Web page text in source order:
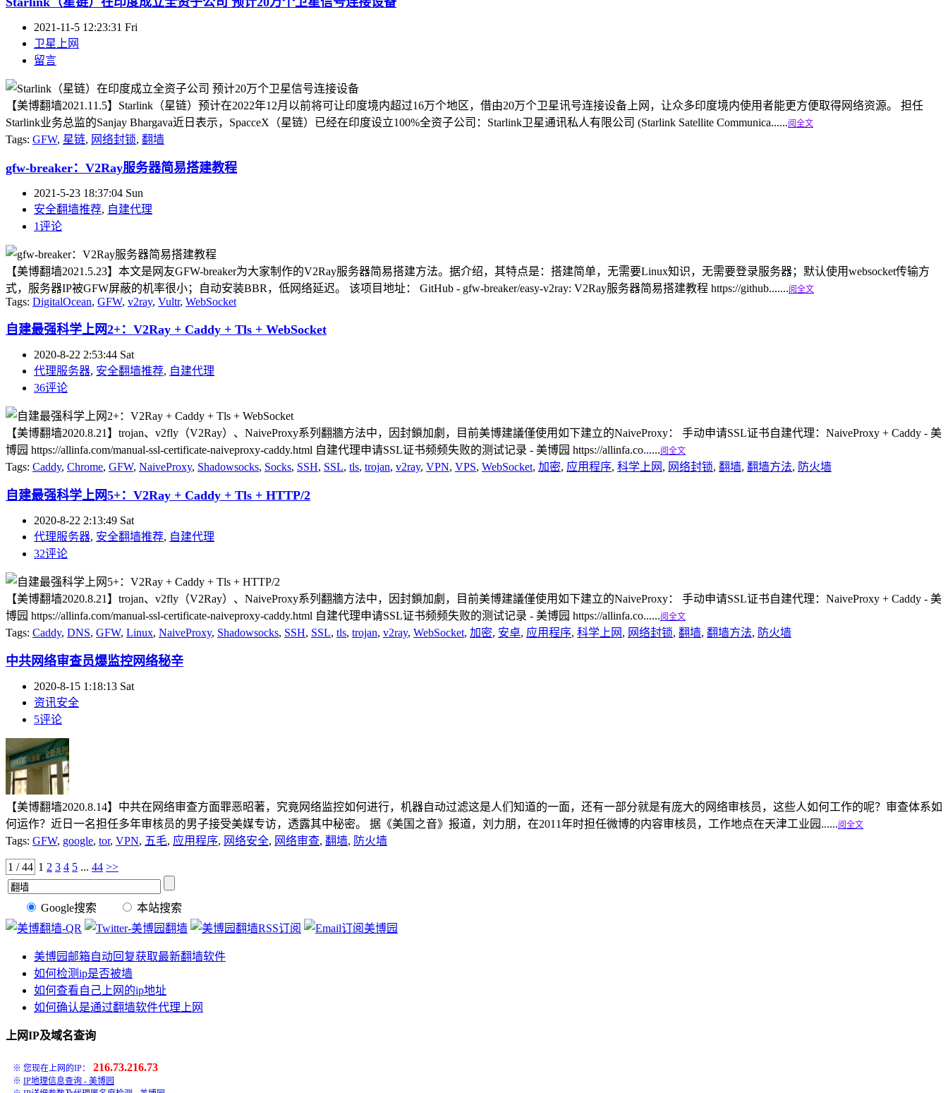
2021-11-5 12:23:31 Fri
卫星上网
留言
【美博翻墙2021.11.5】Starlink（星链）预计在2022年12月以前将可让印度境内超过16万个地区，借由20万个卫星讯号连接设备上网，让众多印度境内使用者能更方便取得网络资源。 担任
Starlink业务总监的Sanjay Bhargava近日表示，SpacceX（星链）已经在印度设立100%全资子公司：Starlink卫星通讯私人有限公司 (Starlink Satellite Communica......阅全文
Tags: GFW, 星链, 网络封锁, 翻墙
gfw-breaker：V2Ray服务器简易搭建教程
2021-5-23 18:37:04 Sun
安全翻墙推荐, 自建代理
1评论
【美博翻墙2021.5.23】本文是网友GFW-breaker为大家制作的V2Ray服务器简易搭建方法。据介绍，其特点是：搭建简单，无需要Linux知识，无需要登录服务器；默认使用websocket传输方
式，服务器IP被GFW屏蔽的机率很小；自动安装BBR，低网络延迟。 该项目地址： GitHub - gfw-breaker/easy-v2ray: V2Ray服务器简易搭建教程 https://github.......阅全文
Tags: DigitalOcean, GFW, v2ray, Vultr, WebSocket
自建最强科学上网2+：V2Ray + Caddy + Tls + WebSocket
2020-8-22 2:53:44 Sat
代理服务器, 安全翻墙推荐, 自建代理
36评论
【美博翻墙2020.8.21】trojan、v2fly（V2Ray）、NaiveProxy系列翻牆方法中，因封鎖加劇，目前美博建議僅使用如下建立的NaiveProxy： 手动申请SSL证书自建代理：NaiveProxy + Caddy - 美
博园 https://allinfa.com/manual-ssl-certificate-naiveproxy-caddy.html 自建代理申请SSL证书频频失败的测试记录 - 美博园 https://allinfa.co......阅全文
Tags: Caddy, Chrome, GFW, NaiveProxy, Shadowsocks, Socks, SSH, SSL, tls, trojan, v2ray, VPN, VPS, WebSocket, 加密, 应用程序, 科学上网 , 网络封锁, 翻墙, 翻墙方法, 防火墙
自建最强科学上网5+：V2Ray + Caddy + Tls + HTTP/2
2020-8-22 2:13:49 Sat
代理服务器, 安全翻墙推荐, 自建代理
32评论
【美博翻墙2020.8.21】trojan、v2fly（V2Ray）、NaiveProxy系列翻牆方法中，因封鎖加劇，目前美博建議僅使用如下建立的NaiveProxy： 手动申请SSL证书自建代理：NaiveProxy + Caddy - 美
博园 https://allinfa.com/manual-ssl-certificate-naiveproxy-caddy.html 自建代理申请SSL证书频频失败的测试记录 - 美博园 https://allinfa.co......阅全文
Tags: Caddy, DNS, GFW, Linux, NaiveProxy, Shadowsocks, SSH, SSL, tls, trojan, v2ray, WebSocket, 加密, 安卓, 应用程序, 科学上网 , 网络封锁, 翻墙, 翻墙方法, 防火墙
中共网络审查员爆监控网络秘辛
2020-8-15 1:18:13 Sat
资讯安全
5评论
【美博翻墙2020.8.14】中共在网络审查方面罪恶昭著，究竟网络监控如何进行，机器自动过滤这是人们知道的一面，还有一部分就是有庞大的网络审核员，这些人如何工作的呢？审查体系如
何运作？近日一名担任多年审核员的男子接受美媒专访，透露其中秘密。 据《美国之音》报道，刘力朋，在2011年时担任微博的内容审核员，工作地点在天津工业园......阅全文
Tags: GFW, google, tor, VPN, 五毛, 应用程序, 网络安全, 网络审查, 翻墙, 防火墙
1 / 44 1 2 3 4 5 ... 44 >>
Google搜索 本站搜索
美博园邮箱自动回复获取最新翻墙软件
如何检测ip是否被墙
如何查看自己上网的ip地址
如何确认是通过翻墙软件代理上网
上网IP及域名查询
※ 您现在上网的IP： 216.73.216.73
※ IP地理信息查询 - 美博园